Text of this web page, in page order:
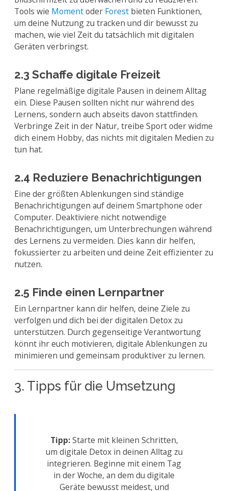
Tools wie Momentoder Forest bieten Funktionen,
um deine Nutzung zu tracken und dir bewusst zu
machen, wie viel Zeit du tatsächlich mit digitalen
Geräten verbringst.
2.3 Schaffe digitale Freizeit
Plane regelmäßige digitale Pausen in deinem Alltag
ein. Diese Pausen sollten nicht nur während des
Lernens, sondern auch abseits davon stattfinden.
Verbringe Zeit in der Natur, treibe Sport oder widme
dich einem Hobby, das nichts mit digitalen Medien zu
tun hat.
2.4 Reduziere Benachrichtigungen
Eine der größten Ablenkungen sind ständige
Benachrichtigungen auf deinem Smartphone oder
Computer. Deaktiviere nicht notwendige
Benachrichtigungen, um Unterbrechungen während
des Lernens zu vermeiden. Dies kann dir helfen,
fokussierter zu arbeiten und deine Zeit effizienter zu
nutzen.
2.5 Finde einen Lernpartner
Ein Lernpartner kann dir helfen, deine Ziele zu
verfolgen und dich bei der digitalen Detox zu
unterstützen. Durch gegenseitige Verantwortung
könnt ihr euch motivieren, digitale Ablenkungen zu
minimieren und gemeinsam produktiver zu lernen.
3. Tipps für die Umsetzung
Tipp:Starte mit kleinen Schritten,
um digitale Detox in deinen Alltag zu
integrieren. Beginne mit einem Tag
in der Woche, an dem du digitale
Geräte bewusst meidest, und